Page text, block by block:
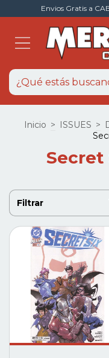
Envios Gratis a
Inicio > ISSUES >
Secret
Filtrar